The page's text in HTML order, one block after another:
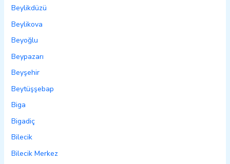
Beylikdüzü
Beylikova
Beyoğlu
Beypazarı
Beyşehir
Beytüşşebap
Biga
Bigadiç
Bilecik
Bilecik Merkez